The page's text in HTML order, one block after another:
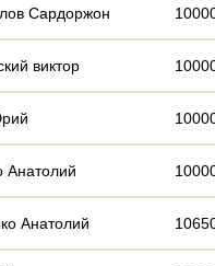
Сардоржон
виктор
Анатолий
Анатолий